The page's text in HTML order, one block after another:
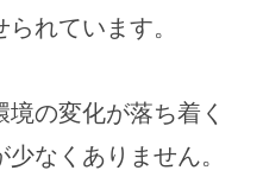
れています。
の変化が落ち着く
なくありません。